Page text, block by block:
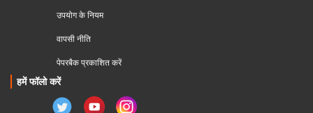
उपयोग के नियम
वापसी नीति
पेपरबैक प्रकाशित करें
हमें फॉलो करें